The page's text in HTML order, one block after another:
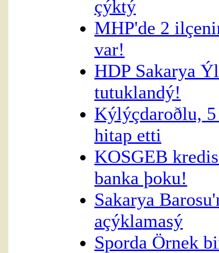
çýktý
MHP'de 2
var!
HDP Sakarya
tutuklandý!
Kýlýçdaroðlu,
hitap etti
KOSGEB
banka þoku!
Sakarya
açýklamasý
Sporda Örnek